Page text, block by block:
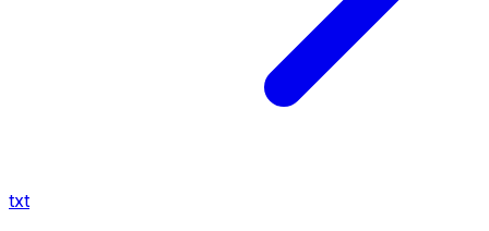
txt